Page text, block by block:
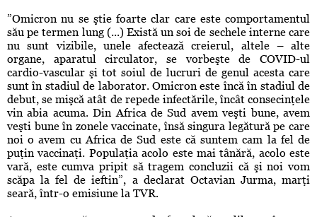
”Omicron nu se ştie foarte clar care este comportamentul
său pe termen lung (...) Există un soi de sechele interne care
nu sunt vizibile, unele afectează creierul, altele – alte
organe, aparatul circulator, se vorbeşte de COVID-ul
cardio-vascular şi tot soiul de lucruri de genul acesta care
sunt în stadiul de laborator. Omicron este încă în stadiul de
debut, se mişcă atât de repede infectările, încât consecinţele
vin abia acuma. Din Africa de Sud avem veşti bune, avem
veşti bune în zonele vaccinate, însă singura legătură pe care
noi o avem cu Africa de Sud este că suntem cam la fel de
puţin vaccinaţi. Populaţia acolo este mai tânără, acolo este
vară, este cumva pripit să tragem concluzii că şi noi vom
scăpa la fel de ieftin”, a declarat Octavian Jurma, marţi
seară, într-o emisiune la TVR.